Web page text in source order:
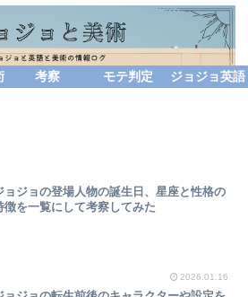
考察 モテ判定 ジョジョ英語
ョジョの登場人物の誕生日、星座と性格の
徴を一覧にして考察してみた
2026.01.16